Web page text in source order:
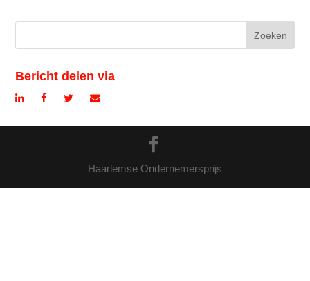
Bericht delen via
Haarlemse Ondernemersprijs